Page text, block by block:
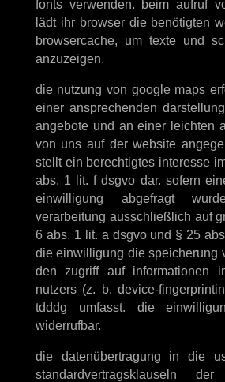
fonts verwenden. beim aufruf
lädt ihr browser die benötigten
browsercache, um texte und
anzuzeigen.
die nutzung von google maps
einer ansprechenden
angebote und an einer leichten
von uns auf der website
stellt ein berechtigtes interesse
abs. 1 lit. f dsgvo dar. sofern
einwilligung abgefragt
verarbeitung ausschließlich auf
6 abs. 1 lit. a dsgvo und § 25
die einwilligung die speicherung
den zugriff auf informationen
nutzers (z. b. device-
tdddg umfasst. die
widerrufbar.
die datenübertragung in die
standardvertragsklauseln der